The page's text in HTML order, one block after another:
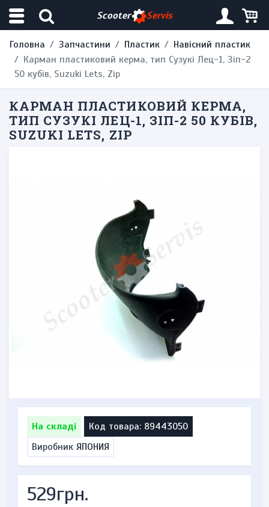
Scooter Servis
Головна Запчастини Пластик
Навісний пластик
Карман пластиковий керма, тип Сузукі Лец-1, Зіп-2
50 кубів, Suzuki Lets, Zip
КАРМАН ПЛАСТИКОВИЙ КЕРМА,
ТИП СУЗУКІ ЛЕЦ-1, ЗІП-2 50 КУБІВ,
SUZUKI LETS, ZIP
На складі
Код товара: 89443050
Виробник ЯПОНИЯ
529грн.